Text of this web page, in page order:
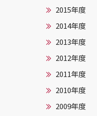
2015年度
2014年度
2013年度
2012年度
2011年度
2010年度
2009年度